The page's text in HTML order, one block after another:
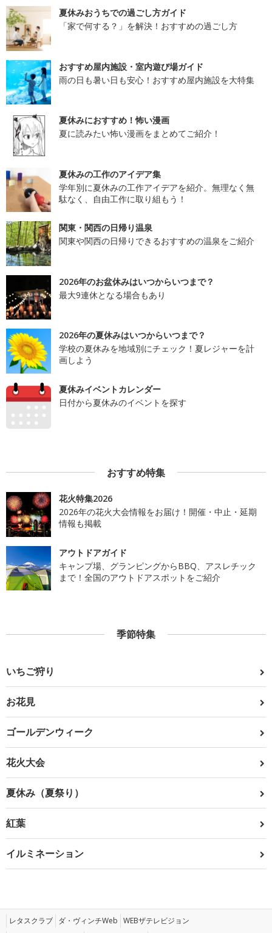
夏休みおうちでの過ごし方ガイド
「家で何する？」を解決！おすすめの過ごし方
おすすめ屋内施設・室内遊び場ガイド
雨の日も暑い日も安心！おすすめ屋内施設を大特集
夏休みにおすすめ！怖い漫画
夏に読みたい怖い漫画をまとめてご紹介！
夏休みの工作のアイデア集
学年別に夏休みの工作アイデアを紹介。無理なく無
駄なく、自由工作に取り組もう！
関東・関西の日帰り温泉
関東や関西の日帰りできるおすすめの温泉をご紹介
2026年のお盆休みはいつからいつまで？
最大9連休となる場合もあり
2026年の夏休みはいつからいつまで？
学校の夏休みを地域別にチェック！夏レジャーを計
画しよう
夏休みイベントカレンダー
日付から夏休みのイベントを探す
おすすめ特集
花火特集2026
2026年の花火大会情報をお届け！開催・中止・延期
情報も掲載
アウトドアガイド
キャンプ場、グランピングからBBQ、アスレチック
まで！全国のアウトドアスポットをご紹介
季節特集
いちご狩り
お花見
ゴールデンウィーク
花火大会
夏休み（夏祭り）
紅葉
イルミネーション
レタスクラブ ダ・ヴィンチWeb WEBザテレビジョン